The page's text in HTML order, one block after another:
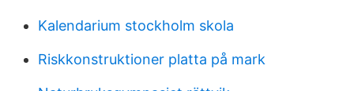
Kalendarium stockholm skola
Riskkonstruktioner platta på mark